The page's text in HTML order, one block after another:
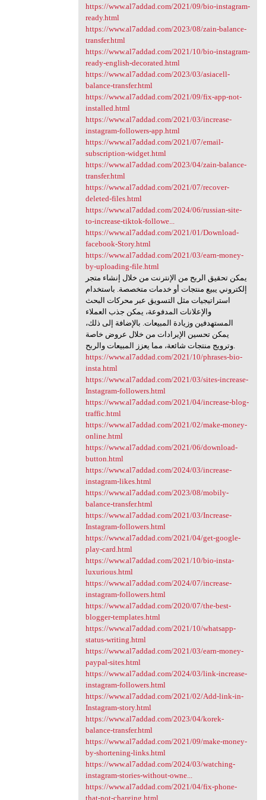
https://www.al7addad.com/2021/09/bio-instagram-
ready.html
https://www.al7addad.com/2023/08/zain-balance-
transfer.html
https://www.al7addad.com/2021/10/bio-instagram-
ready-english-decorated.html
https://www.al7addad.com/2023/03/asiacell-
balance-transfer.html
https://www.al7addad.com/2021/09/fix-app-not-
installed.html
https://www.al7addad.com/2021/03/increase-
instagram-followers-app.html
https://www.al7addad.com/2021/07/email-
subscription-widget.html
https://www.al7addad.com/2023/04/zain-balance-
transfer.html
https://www.al7addad.com/2021/07/recover-
deleted-files.html
https://www.al7addad.com/2024/06/russian-site-
to-increase-tiktok-followe...
https://www.al7addad.com/2021/01/Download-
facebook-Story.html
https://www.al7addad.com/2021/03/earn-money-
by-uploading-file.html
يمكن تحقيق الربح من الإنترنت من خلال إنشاء متجر
إلكتروني يبيع منتجات أو خدمات متخصصة. باستخدام
استراتيجيات مثل التسويق عبر محركات البحث
والإعلانات المدفوعة، يمكن جذب العملاء
المستهدفين وزيادة المبيعات. بالإضافة إلى ذلك،
يمكن تحسين الإيرادات من خلال عروض خاصة
وترويج منتجات شائعة، مما يعزز المبيعات والربح.
https://www.al7addad.com/2021/10/phrases-bio-
insta.html
https://www.al7addad.com/2021/03/sites-increase-
Instagram-followers.html
https://www.al7addad.com/2021/04/increase-blog-
traffic.html
https://www.al7addad.com/2021/02/make-money-
online.html
https://www.al7addad.com/2021/06/download-
button.html
https://www.al7addad.com/2024/03/increase-
instagram-likes.html
https://www.al7addad.com/2023/08/mobily-
balance-transfer.html
https://www.al7addad.com/2021/03/Increase-
Instagram-followers.html
https://www.al7addad.com/2021/04/get-google-
play-card.html
https://www.al7addad.com/2021/10/bio-insta-
luxurious.html
https://www.al7addad.com/2024/07/increase-
instagram-followers.html
https://www.al7addad.com/2020/07/the-best-
blogger-templates.html
https://www.al7addad.com/2021/10/whatsapp-
status-writing.html
https://www.al7addad.com/2021/03/earn-money-
paypal-sites.html
https://www.al7addad.com/2024/03/link-increase-
instagram-followers.html
https://www.al7addad.com/2021/02/Add-link-in-
Instagram-story.html
https://www.al7addad.com/2023/04/korek-
balance-transfer.html
https://www.al7addad.com/2021/09/make-money-
by-shortening-links.html
https://www.al7addad.com/2024/03/watching-
instagram-stories-without-owne...
https://www.al7addad.com/2021/04/fix-phone-
that-not-charging.html